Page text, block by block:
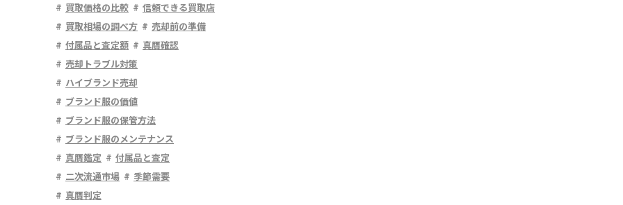
買取価格の比較
信頼できる買取店
買取相場の調べ方
売却前の準備
付属品と査定額
真贋確認
売却トラブル対策
ハイブランド売却
ブランド服の価値
ブランド服の保管方法
ブランド服のメンテナンス
真贋鑑定
付属品と査定
二次流通市場
季節需要
真贋判定